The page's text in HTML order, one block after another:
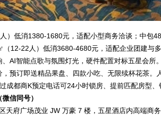
）低消1380-1680元，适配小型商务洽谈；中包
12-22人）低消3680-4680元，适配企业团建与
AI智能点歌与氛围灯光，硬件配置对标五星会所
预订即送精品果盘、四款小吃、无限续杯花茶。
成都商K预定电话可24小时锁房、提前匹配房型、
信同号）
天府广场茂业 JW 万豪 7 楼，五星酒店内高端商